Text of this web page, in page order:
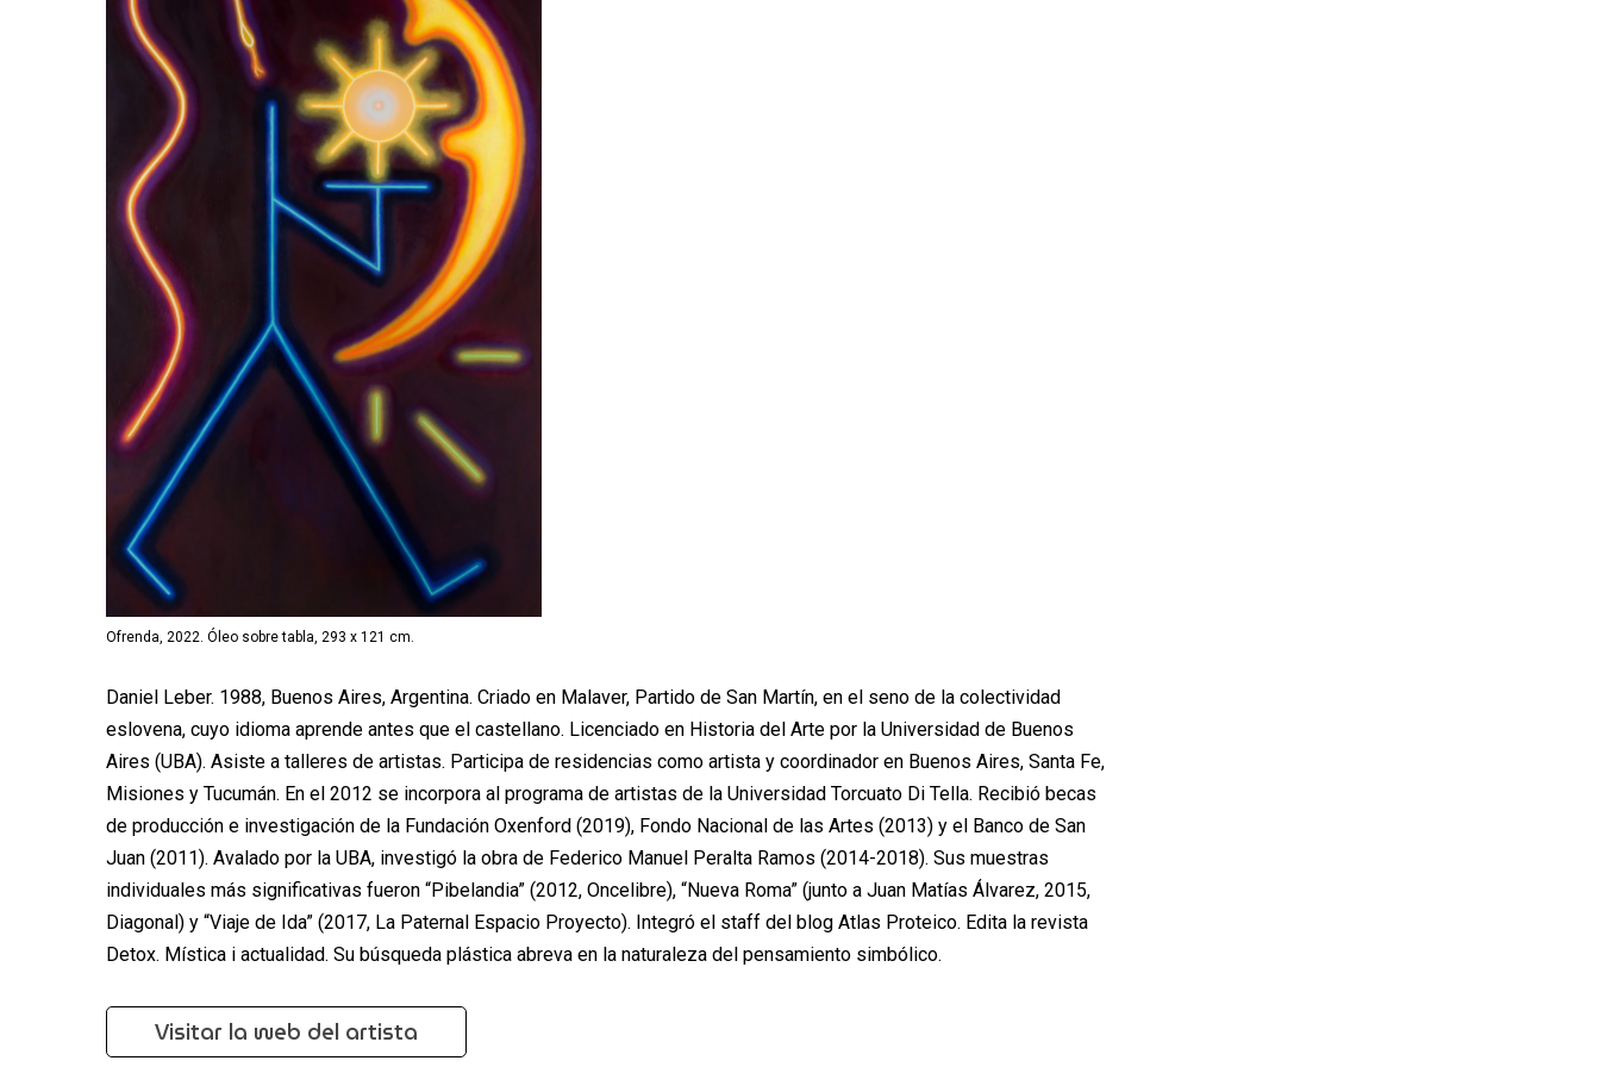
Ofrenda, 2022. Óleo sobre tabla, 293 x 121 cm.
Daniel Leber. 1988, Buenos Aires, Argentina. Criado en Malaver, Partido de San Martín, en el seno de la colectividad
eslovena, cuyo idioma aprende antes que el castellano. Licenciado en Historia del Arte por la Universidad de Buenos
Aires (UBA). Asiste a talleres de artistas. Participa de residencias como artista y coordinador en Buenos Aires, Santa Fe,
Misiones y Tucumán. En el 2012 se incorpora al programa de artistas de la Universidad Torcuato Di Tella. Recibió becas
de producción e investigación de la Fundación Oxenford (2019), Fondo Nacional de las Artes (2013) y el Banco de San
Juan (2011). Avalado por la UBA, investigó la obra de Federico Manuel Peralta Ramos (2014-2018). Sus muestras
individuales más significativas fueron “Pibelandia” (2012, Oncelibre), “Nueva Roma” (junto a Juan Matías Álvarez, 2015,
Diagonal) y “Viaje de Ida” (2017, La Paternal Espacio Proyecto). Integró el staff del blog Atlas Proteico. Edita la revista
Detox. Mística i actualidad. Su búsqueda plástica abreva en la naturaleza del pensamiento simbólico.
Visitar la web del artista